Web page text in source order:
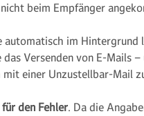
beim Empfänger
im Hintergrund
Versenden von E-Mails
einer Unzustellbar-Mail
den Fehler. Da die